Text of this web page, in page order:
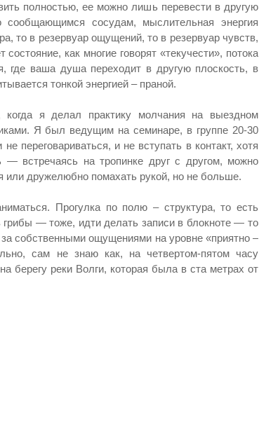
полностью, ее можно лишь перевести в другую
сосудам, мыслительная энергия
то в резервуар ощущений, то в резервуар чувств,
как многие говорят «текучести», потока
где ваша душа переходит в другую плоскость, в
тонкой энергией – праной.
когда я делал практику молчания на выездном
Я был ведущим на семинаре, в группе 20-30
переговариваться, и не вступать в контакт, хотя
— встречаясь на тропинке друг с другом, можно
или дружелюбно помахать рукой, но не больше.
Прогулка по полю – структура, то есть
— тоже, идти делать записи в блокноте — то
собственными ощущениями на уровне «приятно –
сам не знаю как, на четвертом-пятом часу
берегу реки Волги, которая была в ста метрах от